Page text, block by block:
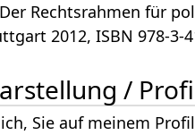
Rechtsrahmen für
2012, ISBN 978-3-
/
Sie auf meinem